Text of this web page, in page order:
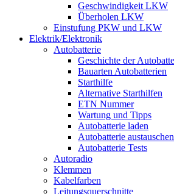
Geschwindigkeit LKW
Überholen LKW
Einstufung PKW und LKW
Elektrik/Elektronik
Autobatterie
Geschichte der
Bauarten Autobatterien
Starthilfe
Alternative Starthilfen
ETN Nummer
Wartung und Tipps
Autobatterie laden
Autobatterie austauschen
Autobatterie Tests
Autoradio
Klemmen
Kabelfarben
Leitungsquerschnitte